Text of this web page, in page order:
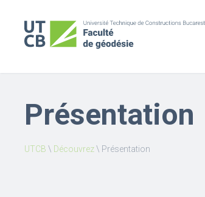
Présentation
UTCB \ Découvrez\ Présentation